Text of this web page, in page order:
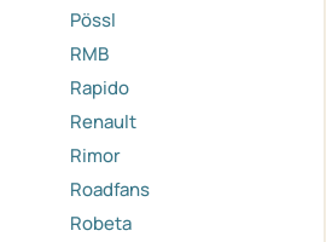
Pössl
RMB
Rapido
Renault
Rimor
Roadfans
Robeta